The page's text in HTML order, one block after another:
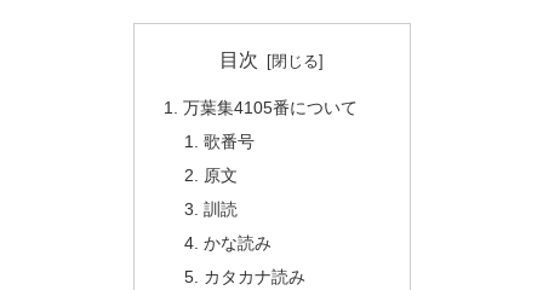
目次
万葉集4105番について
歌番号
原文
訓読
かな読み
カタカナ読み